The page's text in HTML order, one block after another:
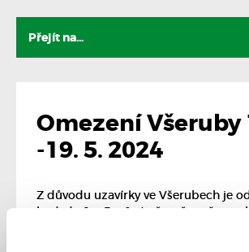
Omezení Všeruby
-19. 5. 2024
Z důvodu uzavírky ve Všerubech je
hod. do 19. 5. 2024 včetně zrušena
Všeruby. Náhradní zastávkou je zast.
Líšťany,Hunčice,rozc. Omezení se